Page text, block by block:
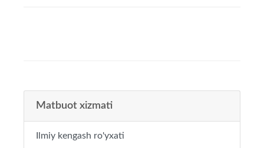
Matbuot xizmati
Ilmiy kengash ro'yxati